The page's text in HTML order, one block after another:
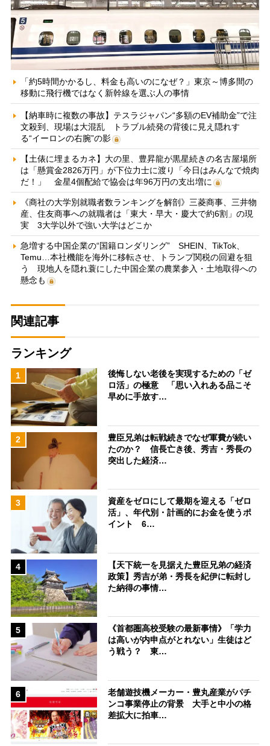
「約5時間かかるし、料金も高いのになぜ？」東京～博多間の
移動に飛行機ではなく新幹線を選ぶ人の事情
【納車時に複数の事故】テスラジャパン“多額のEV補助金”で注
文殺到、現場は大混乱 トラブル続発の背後に見え隠れす
る“イーロンの右腕”の影
【土俵に埋まるカネ】大の里、豊昇龍が黒星続きの名古屋場所
は「懸賞金2826万円」が下位力士に渡り「今日はみんなで焼肉
だ！」 金星4個配給で協会は年96万円の支出増に
《商社の大学別就職者数ランキングを解剖》三菱商事、三井物
産、住友商事への就職者は「東大・早大・慶大で約6割」の現
実 3大学以外で強い大学はどこか
急増する中国企業の“国籍ロンダリング” SHEIN、TikTok、
Temu…本社機能を海外に移転させ、トランプ関税の回避を狙
う 現地人を隠れ蓑にした中国企業の農業参入・土地取得への
懸念も
関連記事
ランキング
1
後悔しない老後を実現するための「ゼ
ロ活」の極意 「思い入れある品こそ
早めに手放す…
2
豊臣兄弟は転戦続きでなぜ軍費が続い
たのか？ 信長亡き後、秀吉・秀長の
突出した経済…
3
資産をゼロにして最期を迎える「ゼロ
活」、年代別・計画的にお金を使うポ
イント 6…
4
【天下統一を見据えた豊臣兄弟の経済
政策】秀吉が弟・秀長を紀伊に転封し
た納得の事情…
5
《首都圏高校受験の最新事情》「学力
は高いが内申点がとれない」生徒はど
う戦う？ 東…
6
老舗遊技機メーカー・豊丸産業がパチ
ンコ事業停止の背景 大手と中小の格
差拡大に拍車…